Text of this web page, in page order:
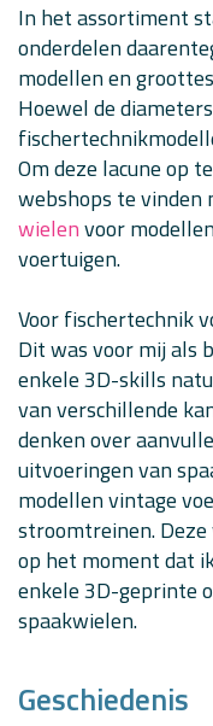
In het assortiment
onderdelen
modellen en
Hoewel de
Om deze lacune op
webshops te vinden
wielenvoor
voertuigen.
Voor fischertechnik
Dit was voor mij als
enkele 3D-skills
van verschillende
denken over
uitvoeringen van
modellen vintage
stroomtreinen.
op het moment dat
enkele 3D-geprinte
spaakwielen.
Geschiedenis